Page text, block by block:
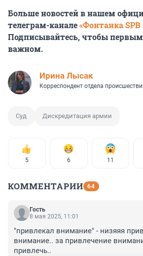
Больше новостей в нашем
телеграм-канале«Фонтанка SPB
Подписывайтесь, чтобы
важном.
Ирина Лысак
Корреспондент отдела
Суд Дискредитация армии
5 6 11
КОММЕНТАРИИ 64
Гость
8 мая 2025, 11:01
"привлекал внимание" - низяяя
внимание.. за привлечение
привлечь..